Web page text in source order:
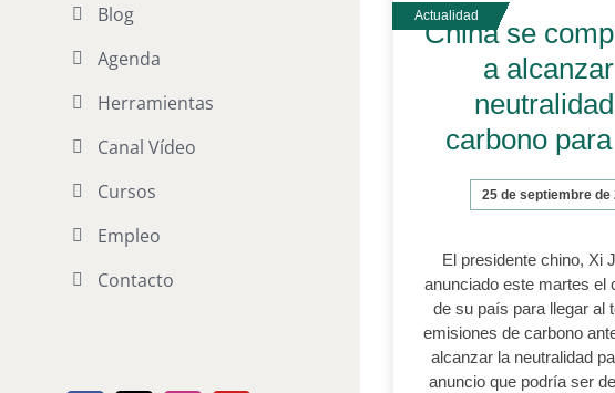
Blog
Agenda
Herramientas
Canal Vídeo
Cursos
Empleo
Contacto
China se
a
carbono
25 de septiembre de
El presidente chino, Xi
anunciado este martes el
de su país para llegar al
emisiones de carbono
alcanzar la neutralidad
anuncio que podría ser